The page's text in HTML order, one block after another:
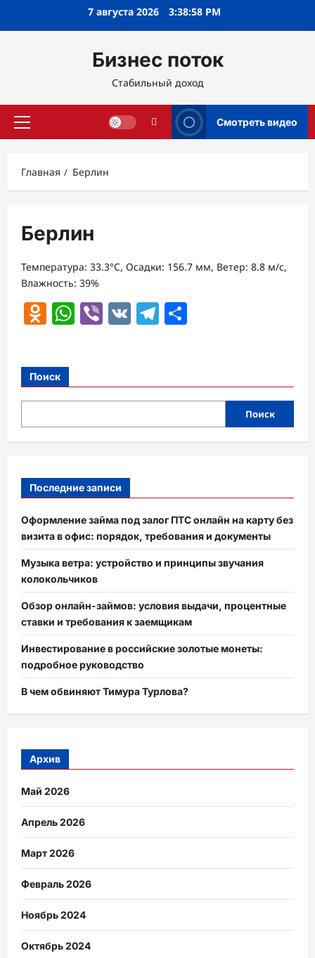
7 августа 2026 3:38:59 PM
Бизнес поток
Стабильный доход
Основное
Смотреть видео
Главная Берлин
Берлин
Температура: 33.3°C, Осадки: 156.7 мм, Ветер: 8.8 м/с,
Влажность: 39%
Odnoklassniki
WhatsApp
Viber
VK Telegram
Поиск
Поиск
Последние записи
Оформление займа под залог ПТС онлайн на карту без
визита в офис: порядок, требования и документы
Музыка ветра: устройство и принципы звучания
колокольчиков
Обзор онлайн-займов: условия выдачи, процентные
ставки и требования к заемщикам
Инвестирование в российские золотые монеты:
подробное руководство
В чем обвиняют Тимура Турлова?
Архив
Май 2026
Апрель 2026
Март 2026
Февраль 2026
Ноябрь 2024
Октябрь 2024